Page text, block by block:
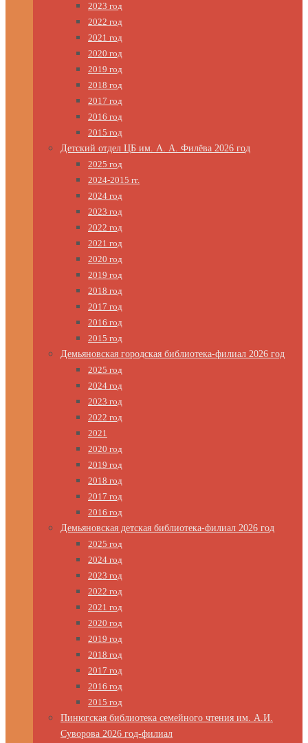
2023 год
2022 год
2021 год
2020 год
2019 год
2018 год
2017 год
2016 год
2015 год
Детский отдел ЦБ им. А. А. Филёва 2026 год
2025 год
2024-2015 гг.
2024 год
2023 год
2022 год
2021 год
2020 год
2019 год
2018 год
2017 год
2016 год
2015 год
Демьяновская городская библиотека-филиал 2026 год
2025 год
2024 год
2023 год
2022 год
2021
2020 год
2019 год
2018 год
2017 год
2016 год
Демьяновская детская библиотека-филиал 2026 год
2025 год
2024 год
2023 год
2022 год
2021 год
2020 год
2019 год
2018 год
2017 год
2016 год
2015 год
Пинюгская библиотека семейного чтения им. А.И.
Суворова 2026 год-филиал